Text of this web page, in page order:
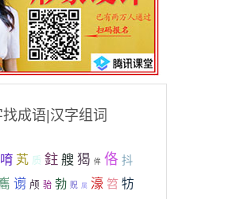
成语|汉字组词
唷 芄 质 鉒 艘 猲 侔 佫 抖
谫 颅 骀 勃 贶 属 濠 笤 牥